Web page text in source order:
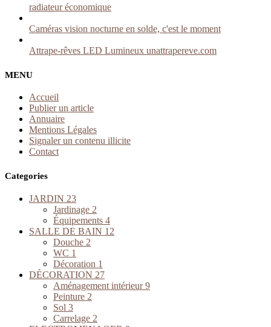
radiateur économique
Caméras vision nocturne en solde, c'est le moment
Attrape-rêves LED Lumineux unattrapereve.com
MENU
Accueil
Publier un article
Annuaire
Mentions Légales
Signaler un contenu illicite
Contact
Categories
JARDIN 23
Jardinage 2
Équipements 4
SALLE DE BAIN 12
Douche 2
WC 1
Décoration 1
DÉCORATION 27
Aménagement intérieur9
Peinture 2
Sol 3
Carrelage 2